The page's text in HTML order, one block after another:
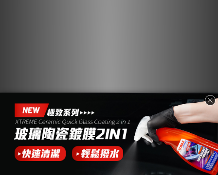
空調森林浴
NT$599 ~ NT$1,099
NT$1,498
真皮活化乳 | 深層滋
潤.養護
NT$599